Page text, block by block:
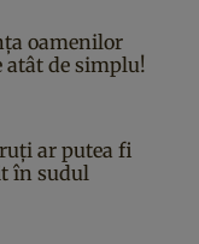
oamenilor
atât de simplu!
ar putea fi
în sudul